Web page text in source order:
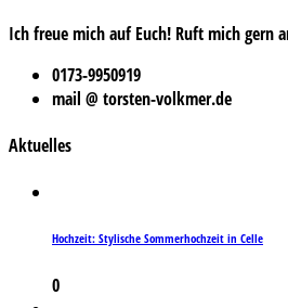
Ich freue mich auf Euch! Ruft mich gern
0173-9950919
mail @ torsten-volkmer.de
Aktuelles
Hochzeit: Stylische Sommerhochzeit in Celle
0